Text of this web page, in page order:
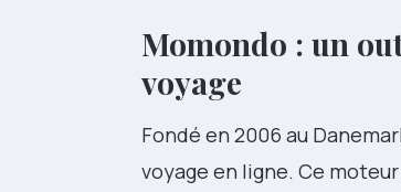
Momondo : un
voyage
Fondé en 2006 au
voyage en ligne. Ce